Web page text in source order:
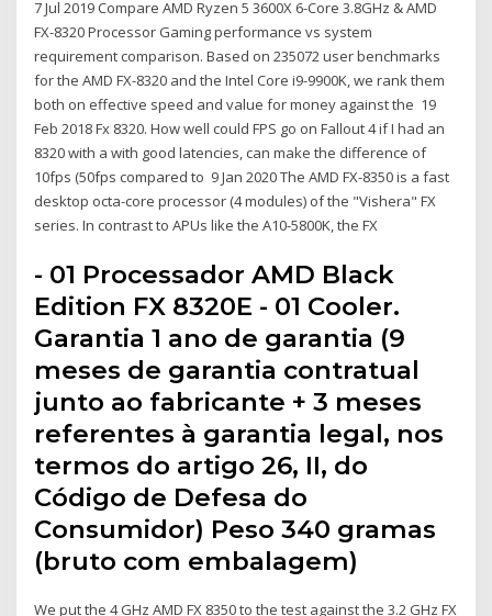
7 Jul 2019 Compare AMD Ryzen 5 3600X 6-Core 3.8GHz & AMD
FX-8320 Processor Gaming performance vs system
requirement comparison. Based on 235072 user benchmarks
for the AMD FX-8320 and the Intel Core i9-9900K, we rank them
both on effective speed and value for money against the 19
Feb 2018 Fx 8320. How well could FPS go on Fallout 4 if I had an
8320 with a with good latencies, can make the difference of
10fps (50fps compared to 9 Jan 2020 The AMD FX-8350 is a fast
desktop octa-core processor (4 modules) of the "Vishera" FX
series. In contrast to APUs like the A10-5800K, the FX
- 01 Processador AMD Black
Edition FX 8320E - 01 Cooler.
Garantia 1 ano de garantia (9
meses de garantia contratual
junto ao fabricante + 3 meses
referentes à garantia legal, nos
termos do artigo 26, II, do
Código de Defesa do
Consumidor) Peso 340 gramas
(bruto com embalagem)
We put the 4 GHz AMD FX 8350 to the test against the 3.2 GHz FX